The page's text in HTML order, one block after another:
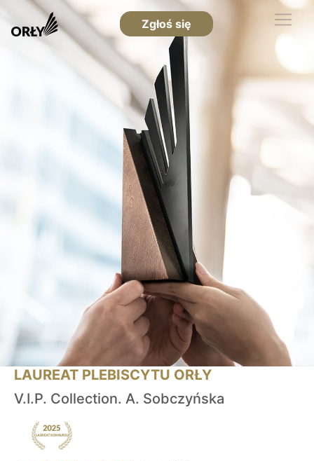
Zgłoś się
LAUREAT PLEBISCYTU ORŁY
V.I.P. Collection. A. Sobczyńska